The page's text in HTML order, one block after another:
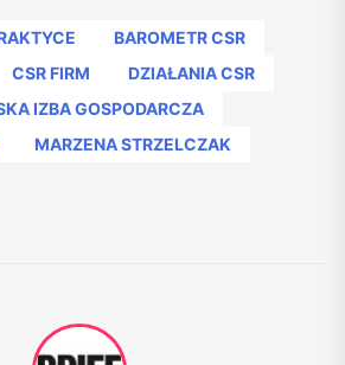
BAROMETR CSR
CSR FIRM
DZIAŁANIA CSR
IZBA GOSPODARCZA
MARZENA STRZELCZAK